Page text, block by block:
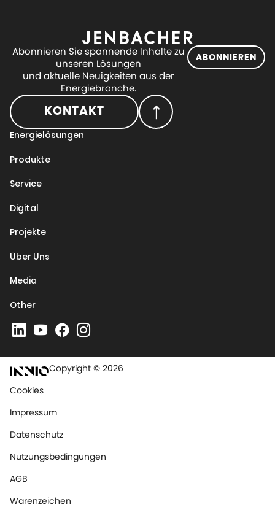
Abonnieren Sie spannende Inhalte zu
unseren Lösungen
und aktuelle Neuigkeiten aus der
Energiebranche.
ABONNIEREN
KONTAKT
Energielösungen
Produkte
Service
Digital
Projekte
Über Uns
Media
Other
Copyright © 2026
Cookies
Impressum
Datenschutz
Nutzungsbedingungen
AGB
Warenzeichen